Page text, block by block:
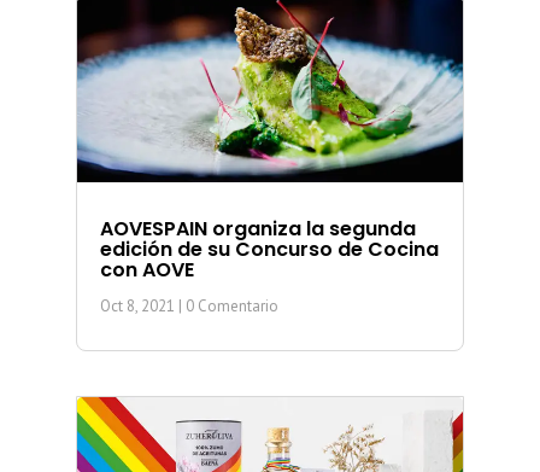
AOVESPAIN organiza la segunda
edición de su Concurso de Cocina
con AOVE
Oct 8, 2021 | 0 Comentario